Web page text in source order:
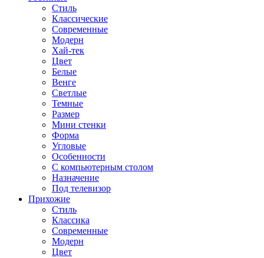
Стиль
Классические
Современные
Модерн
Хай-тек
Цвет
Белые
Венге
Светлые
Темные
Размер
Мини стенки
Форма
Угловые
Особенности
С компьютерным столом
Назначение
Под телевизор
Прихожие
Стиль
Классика
Современные
Модерн
Цвет